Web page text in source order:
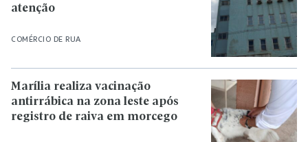
COMÉRCIO DE RUA
atenção
Marília realiza vacinação
antirrábica na zona leste após
registro de raiva em morcego